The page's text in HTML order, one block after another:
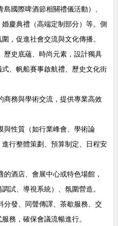
島國際啤酒節相關禮儀活動）、
慶典禮（高端定制部分）等。側
，促進社會交流與文化傳播。
歷史底蘊、時尚元素，設計獨具
、帆船賽事啟航禮、歷史文化街
商務與學術交流，提供專業高效
與性質（如行業峰會、學術論
行整體策劃、預算制定、日程安
的酒店、會展中心或特色場館，
試、導視系統）、氛圍營造。
分發、同聲傳譯、茶歇服務、交
務，確保會議流暢進行。